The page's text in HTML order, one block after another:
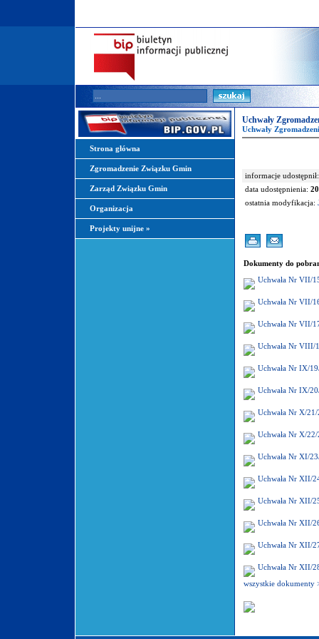
Strona główna
Zgromadzenie Związku Gmin
Zarząd Związku Gmin
Organizacja
Projekty unijne »
Uchwały
Uchwały
informacje udostępnił:
data udostępnienia:
ostatnia modyfikacja:
Dokumenty do
Uchwała Nr VII/
Uchwała Nr VII/
Uchwała Nr VII/
Uchwała Nr VIII/
Uchwała Nr IX/
Uchwała Nr IX/
Uchwała Nr X/
Uchwała Nr X/
Uchwała Nr XI/
Uchwała Nr XII/
Uchwała Nr XII/
Uchwała Nr XII/
Uchwała Nr XII/
Uchwała Nr XII/
wszystkie dokumenty